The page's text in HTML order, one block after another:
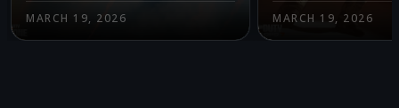
MARCH 19, 2026 MARCH 19, 2026